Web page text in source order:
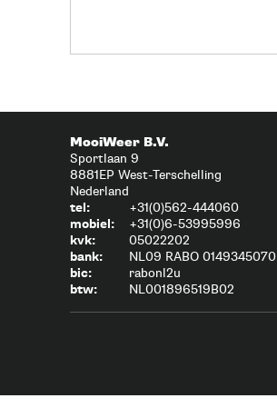
MooiWeer B.V.
Sportlaan 9
8881EP West-Terschelling
Nederland
tel:
+31(0)562-444060
mobiel:
+31(0)6-53995996
kvk:
05022202
bank:
NL09 RABO 0149345070
bic:
rabonl2u
btw:
NL001896519B02